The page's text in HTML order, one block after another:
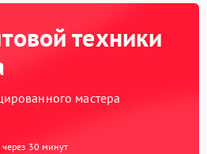
техники
мастера
30 минут